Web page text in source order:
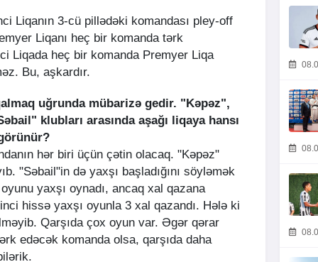
Liqanın 3-cü pillədəki komandası pley-off
Liqanı heç bir komanda tərk
Liqada heç bir komanda Premyer Liqa
Bu, aşkardır.
uğrunda mübarizə gedir. "Kəpəz",
klubları arasında aşağı liqaya hansı
hər biri üçün çətin olacaq. "Kəpəz"
"Səbail"in də yaxşı başladığını söyləmək
yaxşı oynadı, ancaq xal qazana
hissə yaxşı oyunla 3 xal qazandı. Hələ ki
Qarşıda çox oyun var. Əgər qərar
edəcək komanda olsa, qarşıda daha